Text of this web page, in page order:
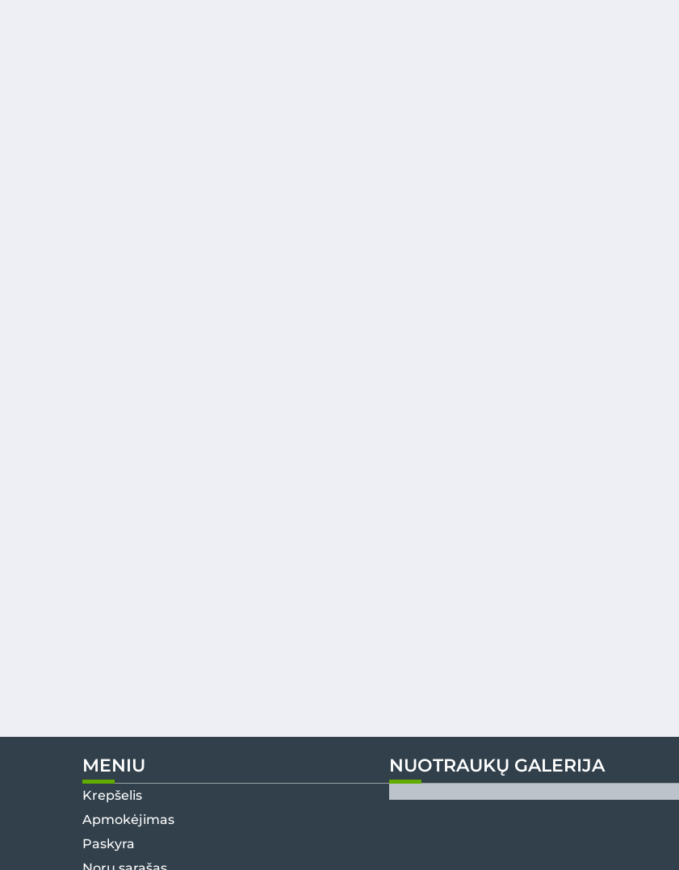
MENIU
Krepšelis
Apmokėjimas
Paskyra
NUOTRAUKŲ GALERIJA